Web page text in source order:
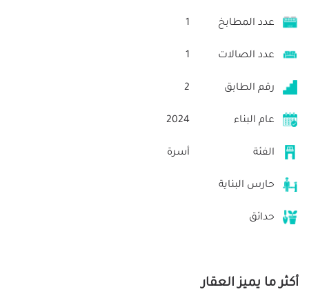
عدد المطابخ 1
عدد الصالات 1
رقم الطابق 2
عام البناء 2024
الفئة أسرة
حارس البناية
حدائق
أكثر ما يميز العقار